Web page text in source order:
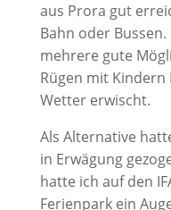
aus Prora gut
Bahn oder
mehrere gute
Rügen mit Kindern
Wetter erwischt.
Als Alternative
in Erwägung
hatte ich auf den
Ferienpark ein